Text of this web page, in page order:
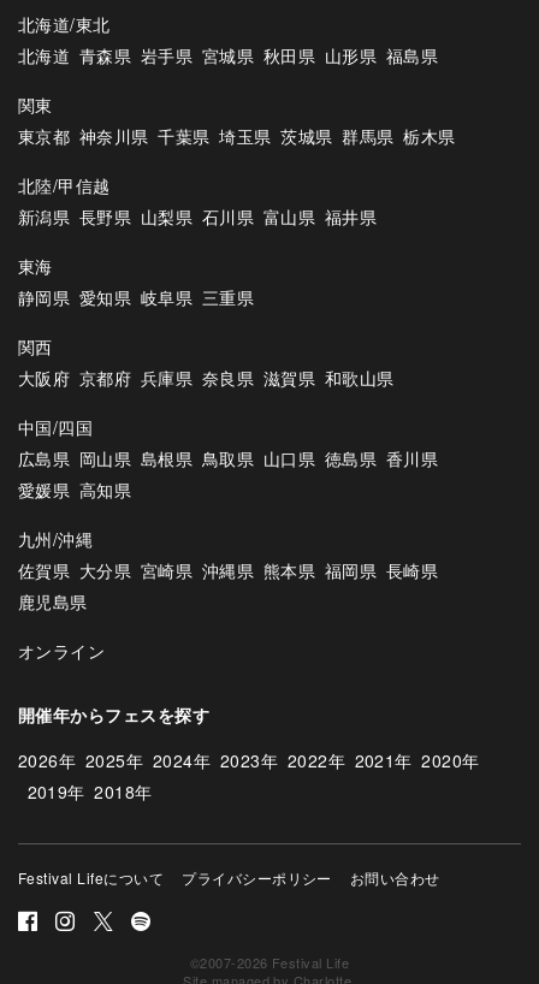
北海道/東北
北海道 青森県 岩手県 宮城県 秋田県 山形県 福島県
関東
東京都 神奈川県 千葉県 埼玉県 茨城県 群馬県 栃木県
北陸/甲信越
新潟県 長野県 山梨県 石川県 富山県 福井県
東海
静岡県 愛知県 岐阜県 三重県
関西
大阪府 京都府 兵庫県 奈良県 滋賀県 和歌山県
中国/四国
広島県 岡山県 島根県 鳥取県 山口県 徳島県 香川県
愛媛県 高知県
九州/沖縄
佐賀県 大分県 宮崎県 沖縄県 熊本県 福岡県 長崎県
鹿児島県
オンライン
開催年からフェスを探す
2026年 2025年 2024年 2023年 2022年 2021年 2020年
2019年 2018年
Festival Lifeについて プライバシーポリシー お問い合わせ
©2007-2026 Festival Life